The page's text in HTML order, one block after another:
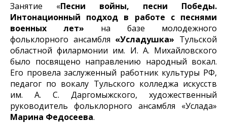
Занятие «Песни войны, песни Победы.
Интонационный подход в работе с песнями
военных лет» на базе молодежного
фольклорного ансамбля «Усладушка» Тульской
областной филармонии им. И. А. Михайловского
было посвящено направлению народный вокал.
Его провела заслуженный работник культуры РФ,
педагог по вокалу Тульского колледжа искусств
им. А. С. Даргомыжского, художественный
руководитель фольклорного ансамбля «Услада»
Марина Федосеева.